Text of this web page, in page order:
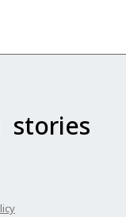
stories